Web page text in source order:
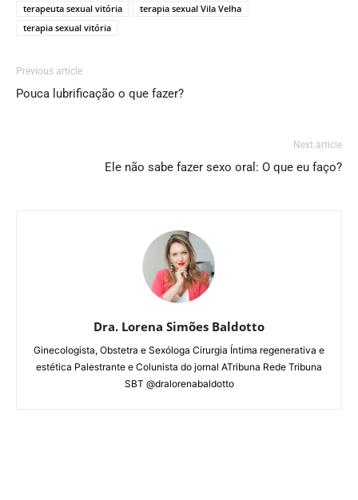
terapeuta sexual vitória
terapia sexual Vila Velha
terapia sexual vitória
Previous article
Pouca lubrificação o que fazer?
Next article
Ele não sabe fazer sexo oral: O que eu faço?
Dra. Lorena Simões Baldotto
Ginecologista, Obstetra e Sexóloga Cirurgia Íntima regenerativa e
estética Palestrante e Colunista do jornal ATribuna Rede Tribuna
SBT @dralorenabaldotto